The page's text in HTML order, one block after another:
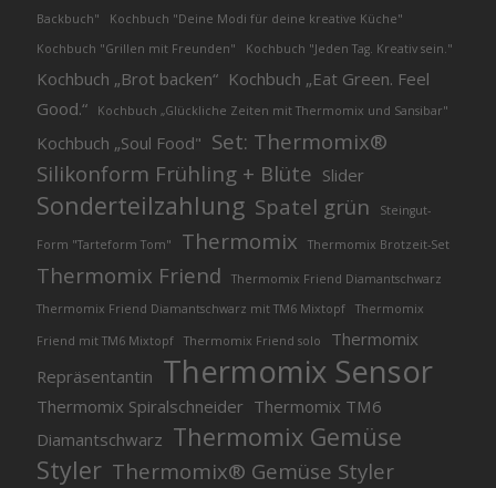
Backbuch"
Kochbuch "Deine Modi für deine kreative Küche"
Kochbuch "Grillen mit Freunden"
Kochbuch "Jeden Tag. Kreativ sein."
Kochbuch „Brot backen“ Kochbuch „Eat Green. Feel
Good.“
Kochbuch „Glückliche Zeiten mit Thermomix und Sansibar"
Kochbuch „Soul Food" Set: Thermomix®
Silikonform Frühling + Blüte Slider
Sonderteilzahlung Spatel grün Steingut-
Form "Tarteform Tom" Thermomix Thermomix Brotzeit-Set
Thermomix Friend
Thermomix Friend Diamantschwarz
Thermomix Friend Diamantschwarz mit TM6 Mixtopf
Thermomix
Friend mit TM6 Mixtopf Thermomix Friend solo
Thermomix
Repräsentantin Thermomix Sensor
Thermomix Spiralschneider Thermomix TM6
Diamantschwarz Thermomix Gemüse
Styler Thermomix® Gemüse Styler